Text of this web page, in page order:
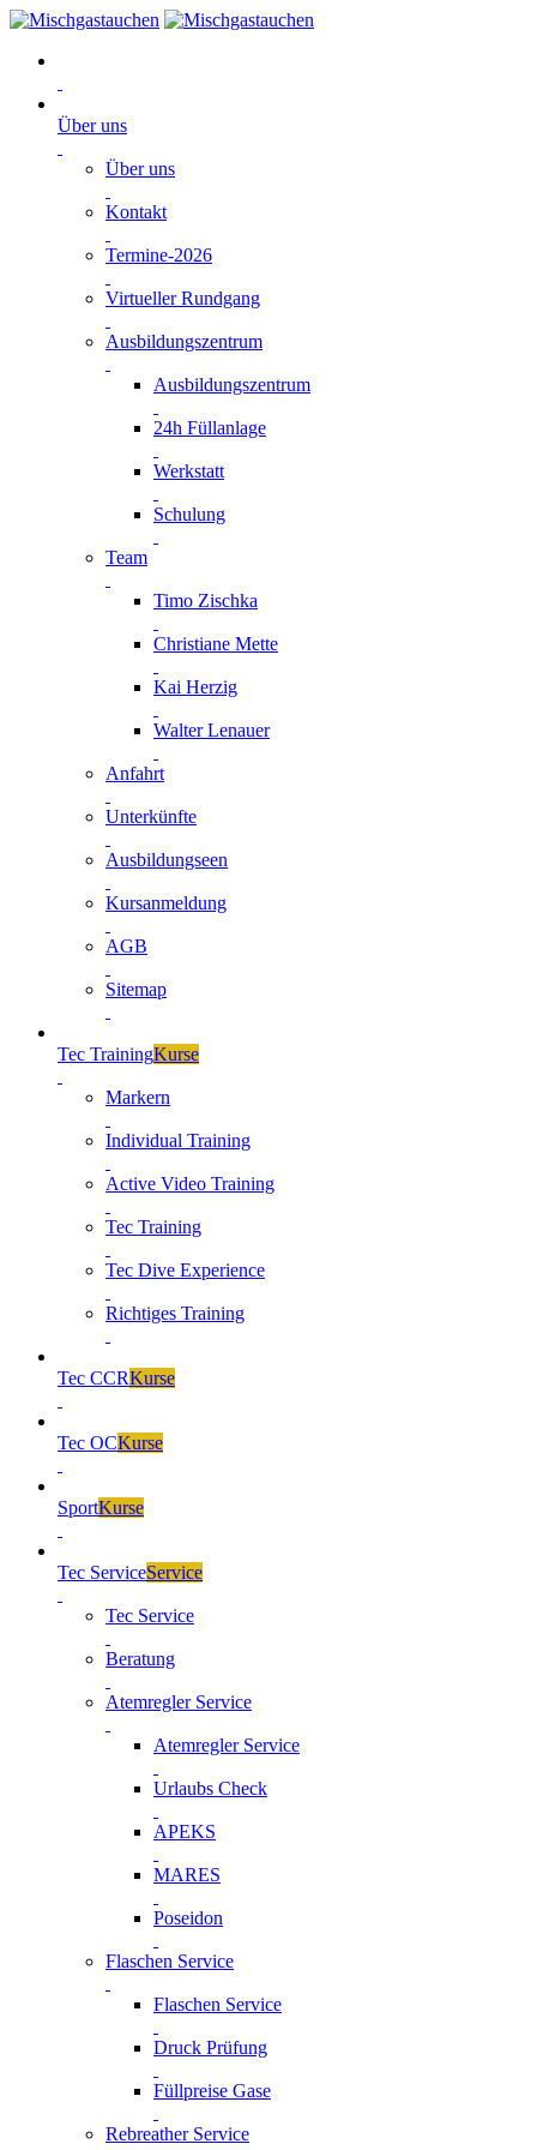
Über uns
Über uns
Kontakt
Termine-2026
Virtueller Rundgang
Ausbildungszentrum
Ausbildungszentrum
24h Füllanlage
Werkstatt
Schulung
Team
Timo Zischka
Christiane Mette
Kai Herzig
Walter Lenauer
Anfahrt
Unterkünfte
Ausbildungseen
Kursanmeldung
AGB
Sitemap
Tec TrainingKurse
Markern
Individual Training
Active Video Training
Tec Training
Tec Dive Experience
Richtiges Training
Tec CCRKurse
Tec OCKurse
SportKurse
Tec ServiceService
Tec Service
Beratung
Atemregler Service
Atemregler Service
Urlaubs Check
APEKS
MARES
Poseidon
Flaschen Service
Flaschen Service
Druck Prüfung
Füllpreise Gase
Rebreather Service